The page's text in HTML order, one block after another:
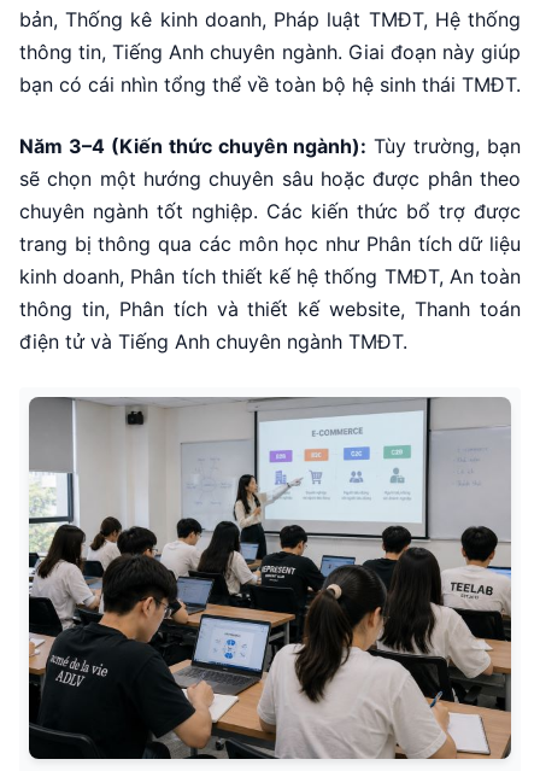
bản, Thống kê kinh doanh, Pháp luật TMĐT, Hệ thống
thông tin, Tiếng Anh chuyên ngành. Giai đoạn này giúp
bạn có cái nhìn tổng thể về toàn bộ hệ sinh thái TMĐT.
Năm 3–4 (Kiến thức chuyên ngành): Tùy trường, bạn
sẽ chọn một hướng chuyên sâu hoặc được phân theo
chuyên ngành tốt nghiệp. Các kiến thức bổ trợ được
trang bị thông qua các môn học như Phân tích dữ liệu
kinh doanh, Phân tích thiết kế hệ thống TMĐT, An toàn
thông tin, Phân tích và thiết kế website, Thanh toán
điện tử và Tiếng Anh chuyên ngành TMĐT.